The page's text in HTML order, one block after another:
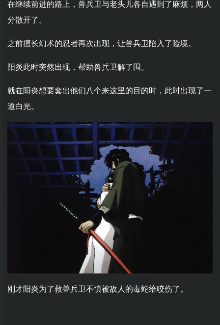
在继续前进的路上，兽兵卫与老头儿各自遇到了麻烦，两人
分散开了。
之前擅长幻术的忍者再次出现，让兽兵卫陷入了险境。
阳炎此时突然出现，帮助兽兵卫解了围。
就在阳炎想要套出他们八个来这里的目的时，此时出现了一
道白光。
刚才阳炎为了救兽兵卫不慎被敌人的毒蛇给咬伤了。